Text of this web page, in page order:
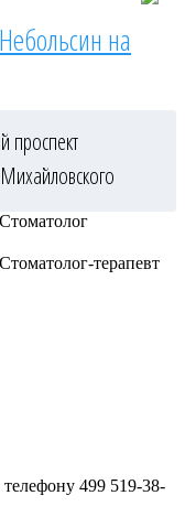
на
проспект
терапевт
телефону 499 519-38-